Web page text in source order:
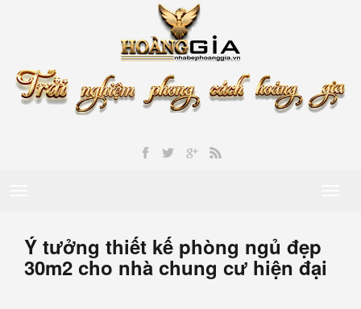
Ý tưởng thiết kế phòng ngủ đẹp
30m2 cho nhà chung cư hiện đại